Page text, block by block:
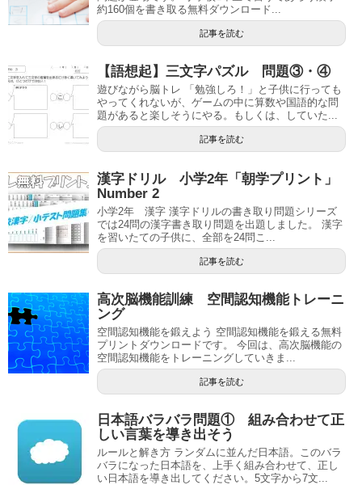
約160個を書き取る無料ダウンロード...
記事を読む
【語想起】三文字パズル 問題③・④
遊びながら脳トレ 「勉強しろ！」と子供に行っても
やってくれないが、ゲームの中に算数や国語的な問
題があると楽しそうにやる。もしくは、していた...
記事を読む
漢字ドリル 小学2年「朝学プリント」
Number 2
小学2年 漢字 漢字ドリルの書き取り問題シリーズ
では24問の漢字書き取り問題を出題しました。 漢字
を習いたての子供に、全部を24問こ...
記事を読む
高次脳機能訓練 空間認知機能トレーニ
ング
空間認知機能を鍛えよう 空間認知機能を鍛える無料
プリントダウンロードです。 今回は、高次脳機能の
空間認知機能をトレーニングしていきま...
記事を読む
日本語バラバラ問題① 組み合わせて正
しい言葉を導き出そう
ルールと解き方 ランダムに並んだ日本語。このバラ
バラになった日本語を、上手く組み合わせて、正し
い日本語を導き出してください。5文字から7文...